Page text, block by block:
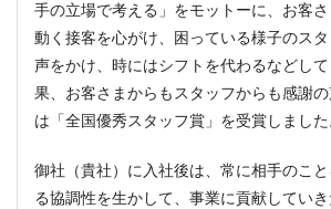
手の立場で考える」をモットーに、お客
動く接客を心がけ、困っている様子のス
声をかけ、時にはシフトを代わるなどし
果、お客さまからもスタッフからも感謝
は「全国優秀スタッフ賞」を受賞しました
御社（貴社）に入社後は、常に相手のこ
る協調性を生かして、事業に貢献してい